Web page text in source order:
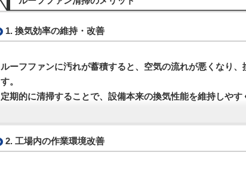
1. 換気効率の維持・改善
ルーフファンに汚れが蓄積すると、空気の流れが悪くなり
す。
定期的に清掃することで、設備本来の換気性能を維持しやす
2. 工場内の作業環境改善